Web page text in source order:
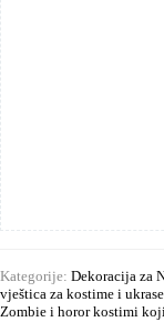
Kategorije: Dekoracija za
vještica za kostime i ukrase
Zombie i horor kostimi